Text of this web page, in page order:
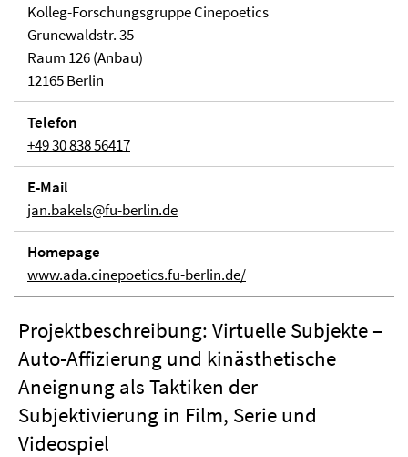
Kolleg-Forschungsgruppe Cinepoetics
Grunewaldstr. 35
Raum 126 (Anbau)
12165 Berlin
Telefon
+49 30 838 56417
E-Mail
jan.bakels@fu-berlin.de
Homepage
www.ada.cinepoetics.fu-berlin.de/
Projektbeschreibung: Virtuelle Subjekte –
Auto-Affizierung und kinästhetische
Aneignung als Taktiken der
Subjektivierung in Film, Serie und
Videospiel